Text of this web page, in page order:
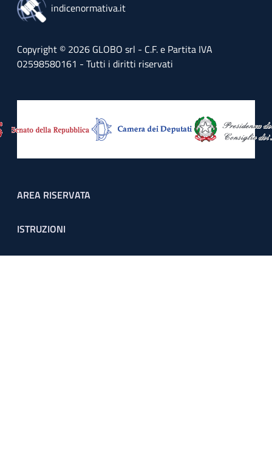
indicenormativa.it
Copyright © 2026 GLOBO srl - C.F. e Partita IVA
02598580161 - Tutti i diritti riservati
Footer menu
AREA RISERVATA
ISTRUZIONI